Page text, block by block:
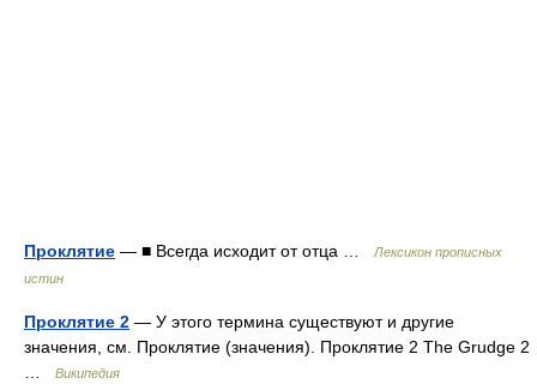
Проклятие — ■ Всегда исходит от отца …
Лексикон прописных
истин
Проклятие 2 — У этого термина существуют и другие
значения, см. Проклятие (значения). Проклятие 2 The Grudge 2
Википедия